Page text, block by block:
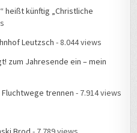
heißt künftig „Christliche
Leutzsch - 8.044 views
zum Jahresende ein – mein
trennen - 7.914 views